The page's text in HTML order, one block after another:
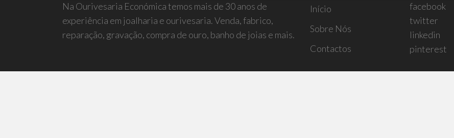
Na Ourivesaria Económica temos mais de 30 anos de
experiência em joalharia e ourivesaria. Venda, fabrico,
reparação, gravação, compra de ouro, banho de joias e mais.
Início
Sobre Nós
Contactos
facebook
twitter
linkedin
pinterest